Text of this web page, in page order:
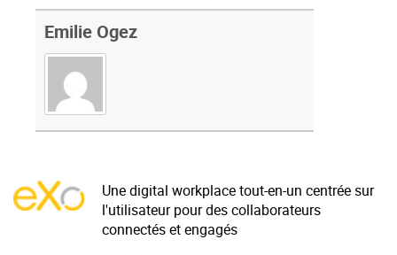
Emilie Ogez
Une digital workplace tout-en-un centrée sur
l'utilisateur pour des collaborateurs
connectés et engagés